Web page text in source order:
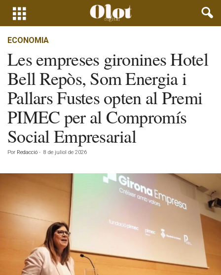
ECONOMIA
Les empreses gironines Hotel
Bell Repòs, Som Energia i
Pallars Fustes opten al Premi
PIMEC per al Compromís
Social Empresarial
Por Redacció - 8 de juliol de 2026